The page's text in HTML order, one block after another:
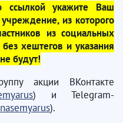
укажите Ваш
из которого
из социальных
хештегов и указания
будут!
акции ВКонтакте
) и Telegram-
).